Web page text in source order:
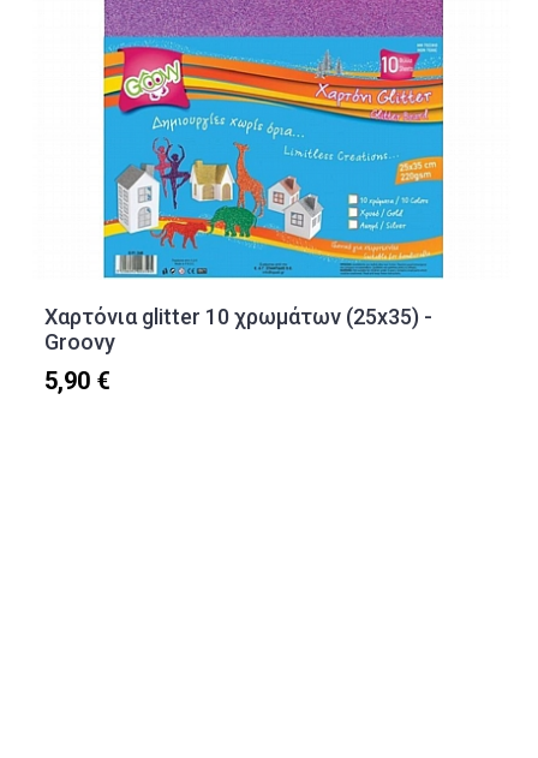
Χαρτόνια glitter 10 χρωμάτων (25x35) -
Groovy
5,90 €